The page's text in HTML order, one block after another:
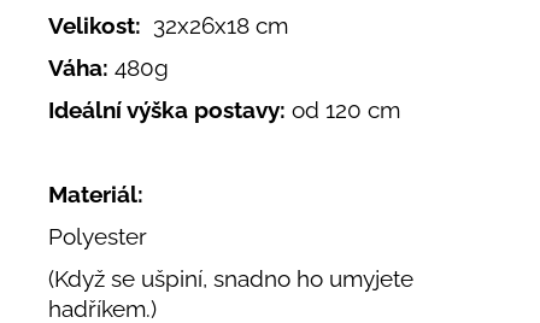
Velikost: 32x26x18 cm
Váha: 480g
Ideální výška postavy: od 120 cm
Materiál:
Polyester
(Když se ušpiní, snadno ho umyjete
hadříkem.)